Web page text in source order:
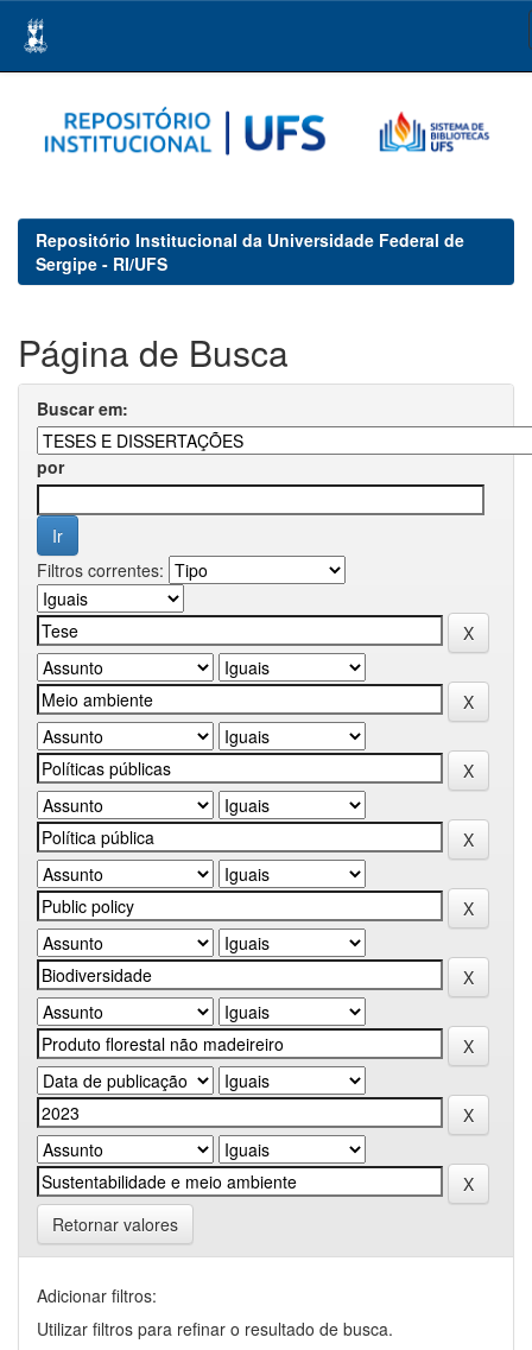
navigation
Repositório Institucional da Universidade Federal de
Sergipe - RI/UFS
Página de Busca
Buscar em:
por
Filtros correntes:
Retornar valores
Adicionar filtros:
Utilizar filtros para refinar o resultado de busca.